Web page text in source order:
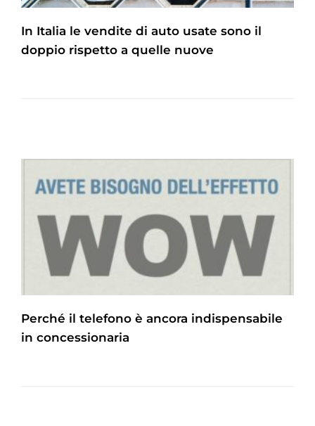
In Italia le vendite di auto usate sono il
doppio rispetto a quelle nuove
Perché il telefono è ancora indispensabile
in concessionaria